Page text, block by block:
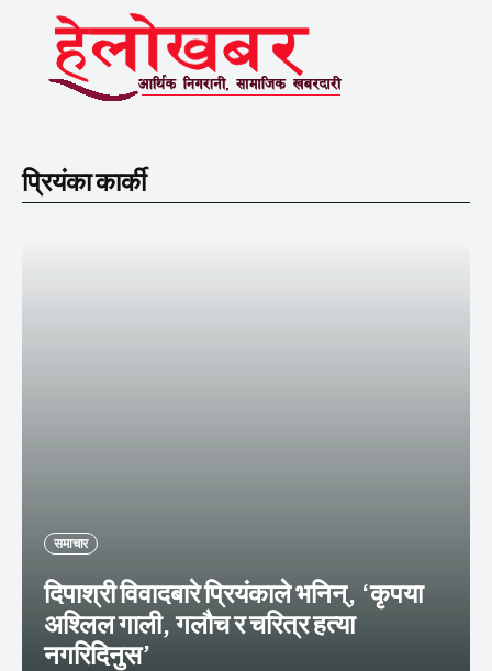
प्रियंका कार्की
समाचार
दिपाश्री विवादबारे प्रियंकाले भनिन्, ‘कृपया
अश्लिल गाली, गलौच र चरित्र हत्या
नगरिदिनुस’